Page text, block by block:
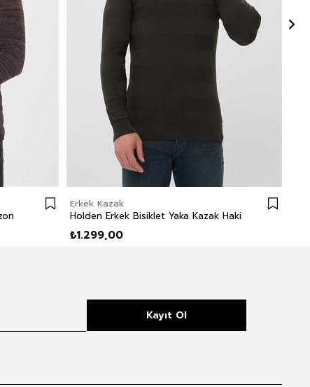
Erkek Kazak
Holden Erkek Bisiklet Yaka Kazak Haki
₺1.299,00
Kayıt Ol